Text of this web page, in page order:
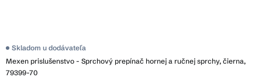
Mexen prislušenstvo - Sprchový prepínač hornej a ručnej sprchy, čierna,
79399-70
Skladom u dodávateľa